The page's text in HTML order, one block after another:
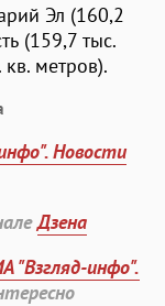
Эл (160,2
(159,7 тыс.
метров).
Новости
Дзена
"Взгляд-инфо".